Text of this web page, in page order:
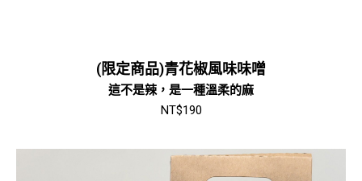
(限定商品)青花椒風味味噌
這不是辣，是一種溫柔的麻
NT$190